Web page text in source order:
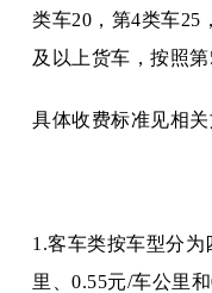
类车20，第4类车25
及以上货车，按照
具体收费标准见相关
1.客车类按车型分
里、0.55元/车公里